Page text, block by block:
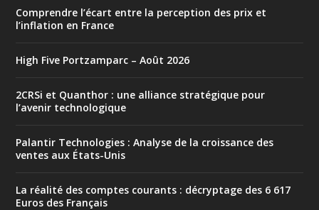
Comprendre l’écart entre la perception des prix et
l’inflation en France
High Five Portzamparc – Août 2026
2CRSi et Quanthor : une alliance stratégique pour
l’avenir technologique
Palantir Technologies : Analyse de la croissance des
ventes aux États-Unis
La réalité des comptes courants : décryptage des 6 617
Euros des Français